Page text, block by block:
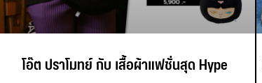
โอ๊ต ปราโมทย์ กับ เสื้อผ้าแฟชั่นสุด Hype